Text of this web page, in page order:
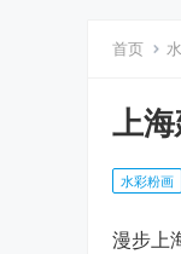
首页
上
水彩粉画
漫步上